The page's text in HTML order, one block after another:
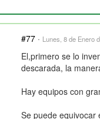
#77 · Lunes, 8 de Enero
El,primero se lo
descarada, la
Hay equipos con
Se puede equivocar